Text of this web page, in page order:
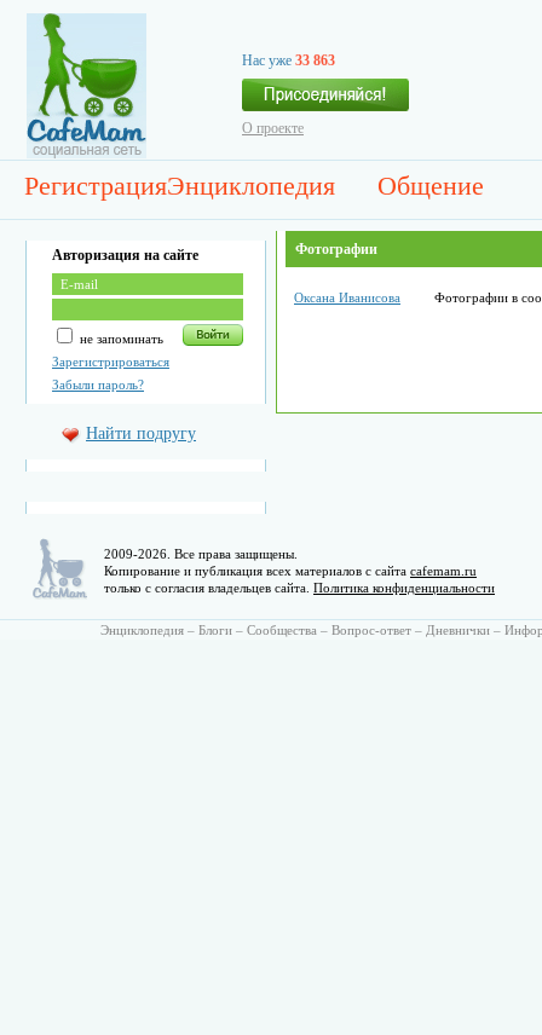
Нас уже 33 863
О проекте
РегистрацияЭнциклопедия Общение
Авторизация на сайте
не запоминать
Зарегистрироваться
Забыли пароль?
Найти подругу
Фотографии
Оксана Иванисова Фотографии в
2009-2026. Все права защищены.
Копирование и публикация всех материалов с сайта cafemam.ru
только с согласия владельцев сайта. Политика конфиденциальности
Энциклопедия – Блоги – Сообщества – Вопрос-ответ – Дневнички –